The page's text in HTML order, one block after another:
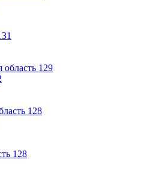
область 129
128
128